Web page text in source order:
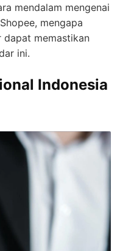
mendalam mengenai
mengapa
dapat memastikan
ini.
Indonesia